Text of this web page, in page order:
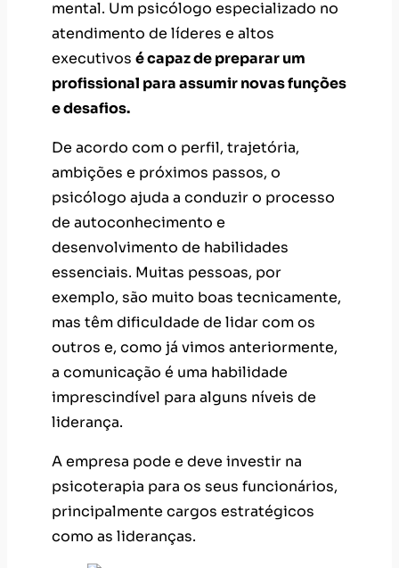
mental. Um psicólogo especializado no
atendimento de líderes e altos
executivos é capaz de preparar um
profissional para assumir novas funções
e desafios.
De acordo com o perfil, trajetória,
ambições e próximos passos, o
psicólogo ajuda a conduzir o processo
de autoconhecimento e
desenvolvimento de habilidades
essenciais. Muitas pessoas, por
exemplo, são muito boas tecnicamente,
mas têm dificuldade de lidar com os
outros e, como já vimos anteriormente,
a comunicação é uma habilidade
imprescindível para alguns níveis de
liderança.
A empresa pode e deve investir na
psicoterapia para os seus funcionários,
principalmente cargos estratégicos
como as lideranças.